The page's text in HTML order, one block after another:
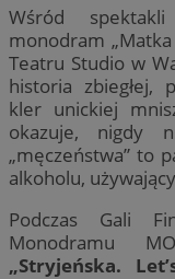
Wśród
monodram
Teatru Studio w
historia zbiegłej,
kler unickiej
okazuje, nigdy
„męczeństwa” to
alkoholu,
Podczas Gali
Monodramu
„Stryjeńska.